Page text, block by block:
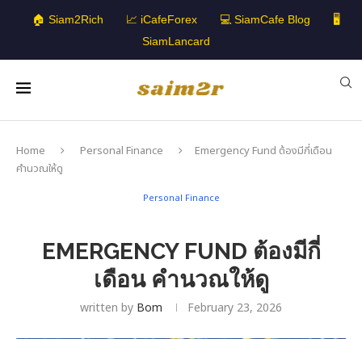
🏠 Siam2Rich 📈 iCafeForex 💻 SiamCafe Blog
🖥️
SiamLancard
Home Personal Finance
Emergency Fund ต้องมีกี่เดือน
คำนวณให้ดู
Personal Finance
EMERGENCY FUND ต้องมีกี่
เดือน คำนวณให้ดู
written by Bom February 23, 2026